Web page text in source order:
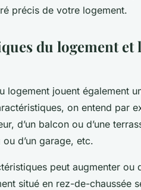
précis de votre logement.
du logement
logement jouent également
on entend par
d’un balcon ou d’une
d’un garage, etc.
peut augmenter
situé en rez-de-chaussée